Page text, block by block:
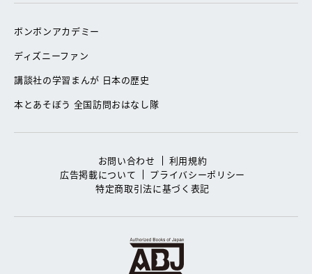
ボンボンアカデミー
ディズニーファン
講談社の学習まんが 日本の歴史
本とあそぼう 全国訪問おはなし隊
お問い合わせ
利用規約
広告掲載について
プライバシーポリシー
特定商取引法に基づく表記